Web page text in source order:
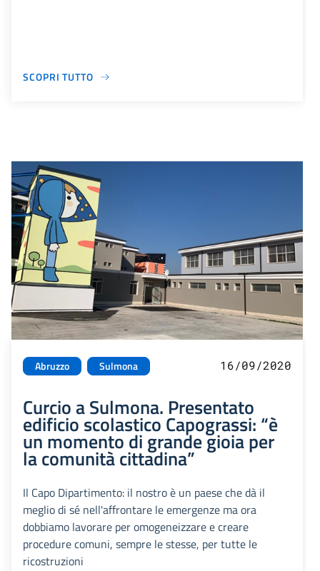
SCOPRI TUTTO
Abruzzo Sulmona 16/09/2020
Curcio a Sulmona. Presentato
edificio scolastico Capograssi: “è
un momento di grande gioia per
la comunità cittadina”
Il Capo Dipartimento: il nostro è un paese che dà il
meglio di sé nell'affrontare le emergenze ma ora
dobbiamo lavorare per omogeneizzare e creare
procedure comuni, sempre le stesse, per tutte le
ricostruzioni